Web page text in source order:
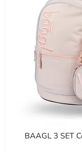
BAAGL 3 SET